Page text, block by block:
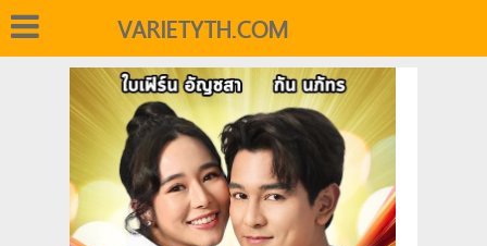
VARIETYTH.COM